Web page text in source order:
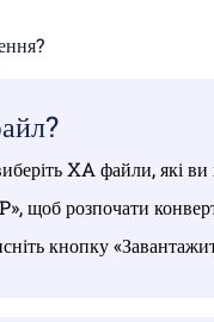
XA файли, які ви
щоб розпочати
кнопку